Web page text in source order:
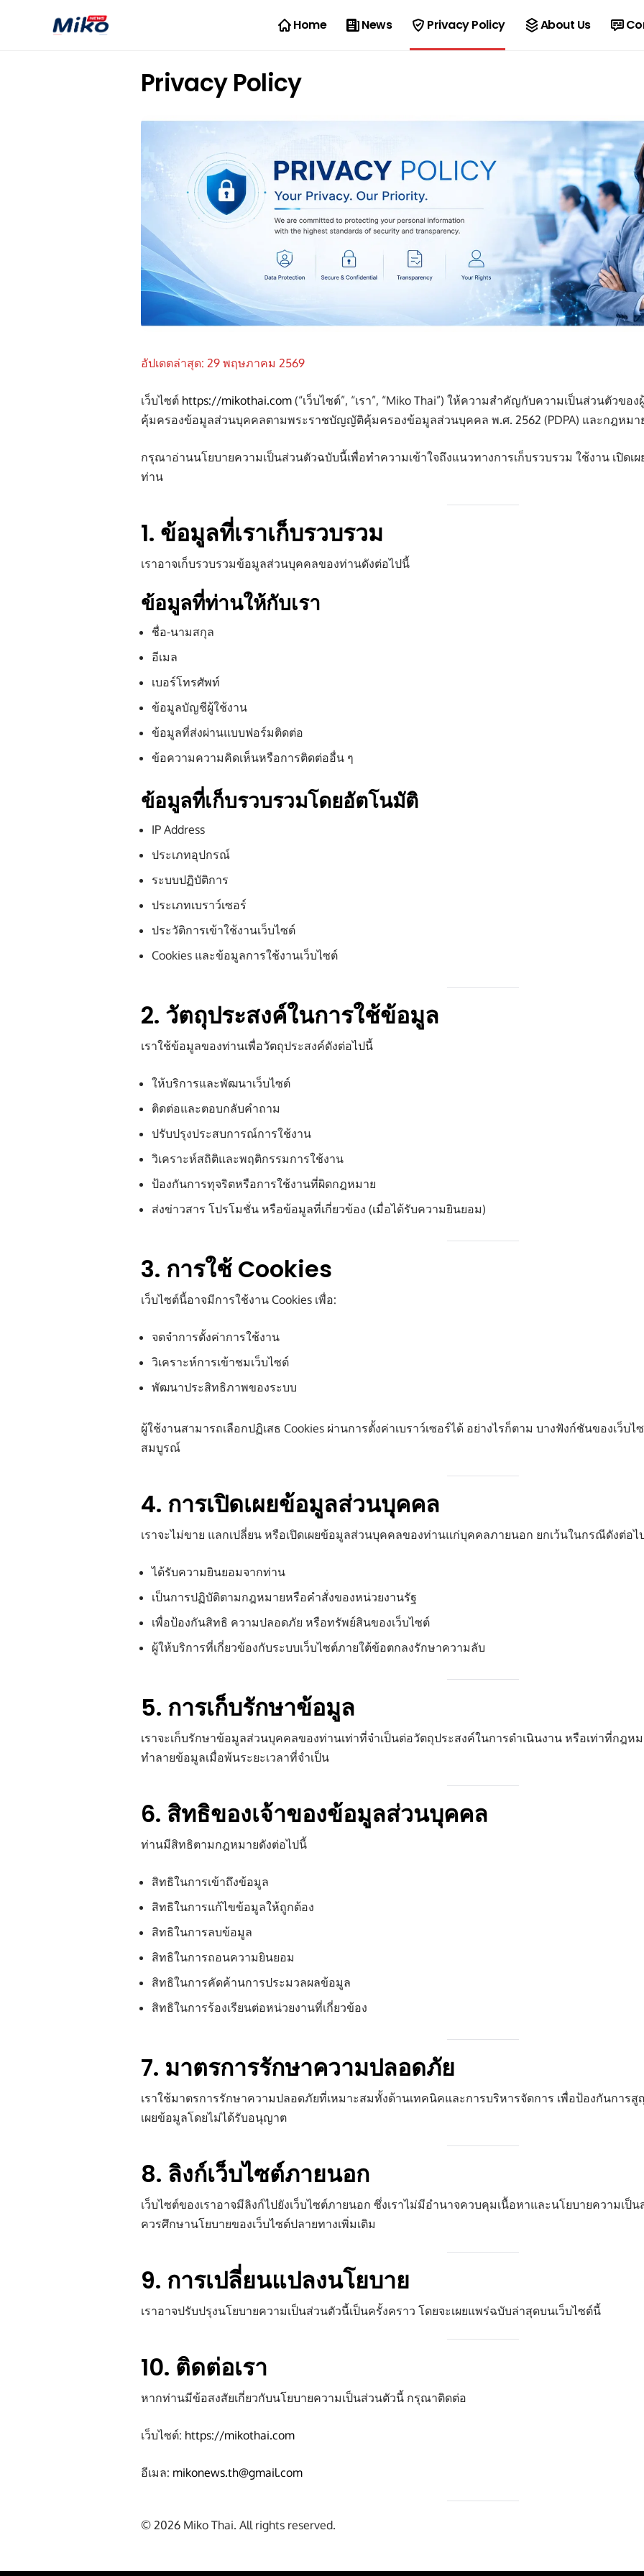
Home News Privacy Policy About Us
Privacy Policy
อัปเดตล่าสุด: 29 พฤษภาคม 2569
เว็บไซต์ https://mikothai.com (“เว็บไซต์”, “เรา”, “Miko Thai”) ให้ความสำคัญกับความเป็นส่วนตัวข
คุ้มครองข้อมูลส่วนบุคคลตามพระราชบัญญัติคุ้มครองข้อมูลส่วนบุคคล พ.ศ. 2562 (PDPA) และกฎหมา
กรุณาอ่านนโยบายความเป็นส่วนตัวฉบับนี้เพื่อทำความเข้าใจถึงแนวทางการเก็บรวบรวม ใช้งาน เปิด
ท่าน
1. ข้อมูลที่เราเก็บรวบรวม
เราอาจเก็บรวบรวมข้อมูลส่วนบุคคลของท่านดังต่อไปนี้
ข้อมูลที่ท่านให้กับเรา
ชื่อ-นามสกุล
อีเมล
เบอร์โทรศัพท์
ข้อมูลบัญชีผู้ใช้งาน
ข้อมูลที่ส่งผ่านแบบฟอร์มติดต่อ
ข้อความความคิดเห็นหรือการติดต่ออื่น ๆ
ข้อมูลที่เก็บรวบรวมโดยอัตโนมัติ
IP Address
ประเภทอุปกรณ์
ระบบปฏิบัติการ
ประเภทเบราว์เซอร์
ประวัติการเข้าใช้งานเว็บไซต์
Cookies และข้อมูลการใช้งานเว็บไซต์
2. วัตถุประสงค์ในการใช้ข้อมูล
เราใช้ข้อมูลของท่านเพื่อวัตถุประสงค์ดังต่อไปนี้
ให้บริการและพัฒนาเว็บไซต์
ติดต่อและตอบกลับคำถาม
ปรับปรุงประสบการณ์การใช้งาน
วิเคราะห์สถิติและพฤติกรรมการใช้งาน
ป้องกันการทุจริตหรือการใช้งานที่ผิดกฎหมาย
ส่งข่าวสาร โปรโมชั่น หรือข้อมูลที่เกี่ยวข้อง (เมื่อได้รับความยินยอม)
3. การใช้ Cookies
เว็บไซต์นี้อาจมีการใช้งาน Cookies เพื่อ:
จดจำการตั้งค่าการใช้งาน
วิเคราะห์การเข้าชมเว็บไซต์
พัฒนาประสิทธิภาพของระบบ
ผู้ใช้งานสามารถเลือกปฏิเสธ Cookies ผ่านการตั้งค่าเบราว์เซอร์ได้ อย่างไรก็ตาม บางฟังก์ชันของเว็บ
สมบูรณ์
4. การเปิดเผยข้อมูลส่วนบุคคล
เราจะไม่ขาย แลกเปลี่ยน หรือเปิดเผยข้อมูลส่วนบุคคลของท่านแก่บุคคลภายนอก ยกเว้นในกรณีดังต่อไ
ได้รับความยินยอมจากท่าน
เป็นการปฏิบัติตามกฎหมายหรือคำสั่งของหน่วยงานรัฐ
เพื่อป้องกันสิทธิ ความปลอดภัย หรือทรัพย์สินของเว็บไซต์
ผู้ให้บริการที่เกี่ยวข้องกับระบบเว็บไซต์ภายใต้ข้อตกลงรักษาความลับ
5. การเก็บรักษาข้อมูล
เราจะเก็บรักษาข้อมูลส่วนบุคคลของท่านเท่าที่จำเป็นต่อวัตถุประสงค์ในการดำเนินงาน หรือเท่าที่กฎห
ทำลายข้อมูลเมื่อพ้นระยะเวลาที่จำเป็น
6. สิทธิของเจ้าของข้อมูลส่วนบุคคล
ท่านมีสิทธิตามกฎหมายดังต่อไปนี้
สิทธิในการเข้าถึงข้อมูล
สิทธิในการแก้ไขข้อมูลให้ถูกต้อง
สิทธิในการลบข้อมูล
สิทธิในการถอนความยินยอม
สิทธิในการคัดค้านการประมวลผลข้อมูล
สิทธิในการร้องเรียนต่อหน่วยงานที่เกี่ยวข้อง
7. มาตรการรักษาความปลอดภัย
เราใช้มาตรการรักษาความปลอดภัยที่เหมาะสมทั้งด้านเทคนิคและการบริหารจัดการ เพื่อป้องกันการสู
เผยข้อมูลโดยไม่ได้รับอนุญาต
8. ลิงก์เว็บไซต์ภายนอก
เว็บไซต์ของเราอาจมีลิงก์ไปยังเว็บไซต์ภายนอก ซึ่งเราไม่มีอำนาจควบคุมเนื้อหาและนโยบายความเป็
ควรศึกษานโยบายของเว็บไซต์ปลายทางเพิ่มเติม
9. การเปลี่ยนแปลงนโยบาย
เราอาจปรับปรุงนโยบายความเป็นส่วนตัวนี้เป็นครั้งคราว โดยจะเผยแพร่ฉบับล่าสุดบนเว็บไซต์นี้
10. ติดต่อเรา
หากท่านมีข้อสงสัยเกี่ยวกับนโยบายความเป็นส่วนตัวนี้ กรุณาติดต่อ
เว็บไซต์: https://mikothai.com
อีเมล: mikonews.th@gmail.com
© 2026 Miko Thai. All rights reserved.